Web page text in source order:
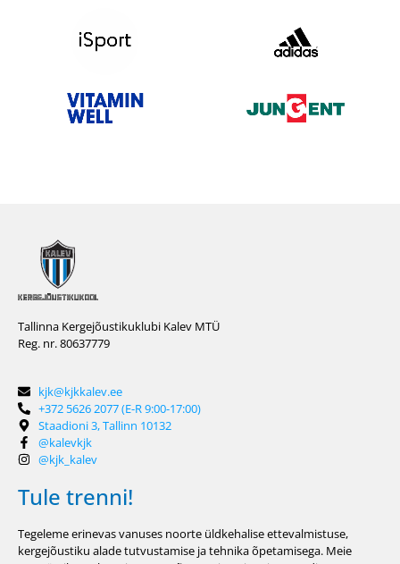
Tallinna Kergejõustikuklubi Kalev MTÜ
Reg. nr. 80637779
kjk@kjkkalev.ee
+372 5626 2077 (E-R 9:00-17:00)
Staadioni 3, Tallinn 10132
@kalevkjk
@kjk_kalev
Tule trenni!
Tegeleme erinevas vanuses noorte üldkehalise ettevalmistuse,
kergejõustiku alade tutvustamise ja tehnika õpetamisega. Meie